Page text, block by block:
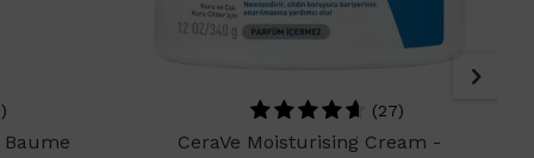
Baume
(27)
CeraVe Moisturising Cream -